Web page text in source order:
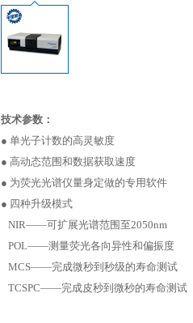
技术参数：
● 单光子计数的高灵敏度
● 高动态范围和数据获取速度
● 为荧光光谱仪量身定做的专用软件
● 四种升级模式
NIR——可扩展光谱范围至2050nm
POL——测量荧光各向异性和偏振度
MCS——完成微秒到秒级的寿命测试
TCSPC——完成皮秒到微秒的寿命测试